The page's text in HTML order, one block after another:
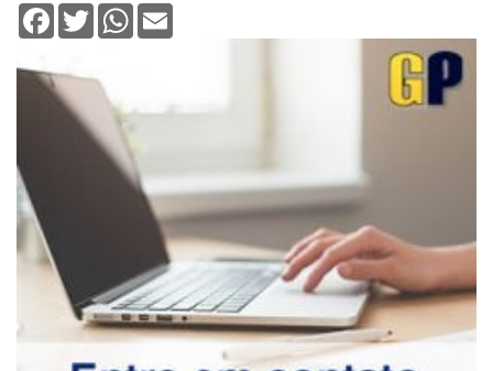
Facebook
TwitterWhatsApp